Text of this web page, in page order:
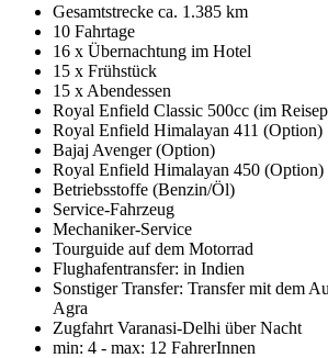
Gesamtstrecke ca. 1.385 km
10 Fahrtage
16 x Übernachtung im Hotel
15 x Frühstück
15 x Abendessen
Royal Enfield Classic 500cc (im
Royal Enfield Himalayan 411 (Option)
Bajaj Avenger (Option)
Royal Enfield Himalayan 450 (Option)
Betriebsstoffe (Benzin/Öl)
Service-Fahrzeug
Mechaniker-Service
Tourguide auf dem Motorrad
Flughafentransfer: in Indien
Sonstiger Transfer: Transfer mit dem
Agra
Zugfahrt Varanasi-Delhi über Nacht
min: 4 - max: 12 FahrerInnen